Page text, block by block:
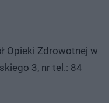
Opieki Zdrowotnej w
3, nr tel.: 84